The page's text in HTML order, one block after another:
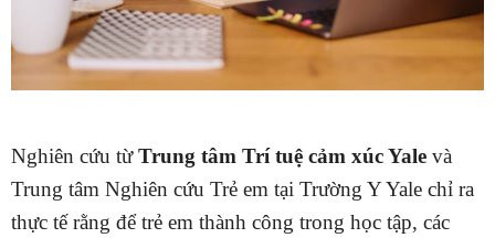
Nghiên cứu từTrung tâm Trí tuệ cảm xúc Yale và
Trung tâm Nghiên cứu Trẻ em tại Trường Y Yale chỉ ra
thực tế rằng để trẻ em thành công trong học tập, các